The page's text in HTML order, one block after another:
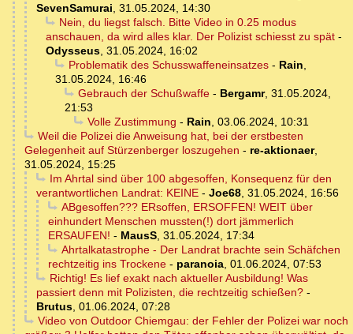
SevenSamurai, 31.05.2024, 14:30
Nein, du liegst falsch. Bitte Video in 0.25 modus
anschauen, da wird alles klar. Der Polizist schiesst zu spät -
Odysseus, 31.05.2024, 16:02
Problematik des Schusswaffeneinsatzes- Rain,
31.05.2024, 16:46
Gebrauch der Schußwaffe- Bergamr, 31.05.2024,
21:53
Volle Zustimmung - Rain, 03.06.2024, 10:31
Weil die Polizei die Anweisung hat, bei der erstbesten
Gelegenheit auf Stürzenberger loszugehen - re-aktionaer,
31.05.2024, 15:25
Im Ahrtal sind über 100 abgesoffen, Konsequenz für den
verantwortlichen Landrat: KEINE - Joe68, 31.05.2024, 16:56
ABgesoffen??? ERsoffen, ERSOFFEN! WEIT über
einhundert Menschen mussten(!) dort jämmerlich
ERSAUFEN! - MausS, 31.05.2024, 17:34
Ahrtalkatastrophe - Der Landrat brachte sein Schäfchen
rechtzeitig ins Trockene - paranoia, 01.06.2024, 07:53
Richtig! Es lief exakt nach aktueller Ausbildung! Was
passiert denn mit Polizisten, die rechtzeitig schießen? -
Brutus, 01.06.2024, 07:28
Video von Outdoor Chiemgau: der Fehler der Polizei war noch